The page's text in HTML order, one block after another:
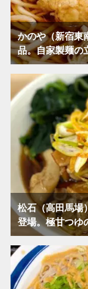
かのや（新宿東
品。自家製麺の
松石（高田馬場
登場。極甘つゆ